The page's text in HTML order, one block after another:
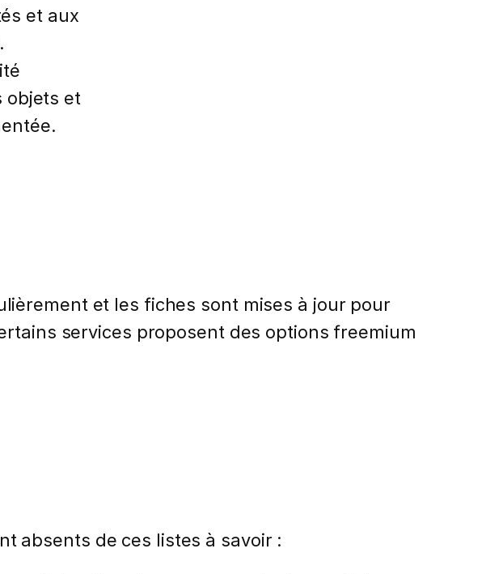
et aux
objets et
et les fiches sont mises à jour pour
services proposent des options freemium
absents de ces listes à savoir :